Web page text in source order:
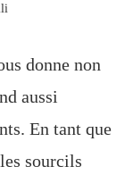
donne non
aussi
En tant que
sourcils